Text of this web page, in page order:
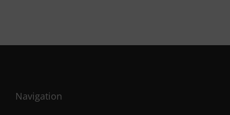
Navigation